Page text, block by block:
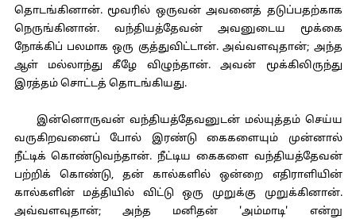
தொடங்கினான். மூவரில் ஒருவன் அவனைத் தடுப்பதற்காக
நெருங்கினான். வந்தியத்தேவன் அவனுடைய மூக்கை
நோக்கிப் பலமாக ஒரு குத்துவிட்டான். அவ்வளவுதான்; அந்த
ஆள் மல்லாந்து கீழே விழுந்தான். அவன் மூக்கிலிருந்து
இரத்தம் சொட்டத் தொடங்கியது.
இன்னொருவன் வந்தியத்தேவனுடன் மல்யுத்தம் செய்ய
வருகிறவனைப் போல் இரண்டு கைகளையும் முன்னால்
நீட்டிக் கொண்டுவந்தான். நீட்டிய கைகளை வந்தியத்தேவன்
பற்றிக் கொண்டு, தன் கால்களில் ஒன்றை எதிராளியின்
கால்களின் மத்தியில் விட்டு ஒரு முறுக்கு முறுக்கினான்.
அவ்வளவுதான்; அந்த மனிதன் 'அம்மாடி' என்று